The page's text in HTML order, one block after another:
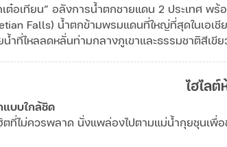
ต๋อเทียน” อลังการน้ำตกชายแดน 2 ประเทศ พ
Falls) น้ำตกข้ามพรมแดนที่ใหญ่ที่สุดในเอ
ำที่ไหลลดหลั่นท่ามกลางภูเขาและธรรมชาติสีเขี
ไฮไลต์
บบใกล้ชิด
ที่ไม่ควรพลาด นั่งแพล่องไปตามแม่น้ำกุยชุนเพื่